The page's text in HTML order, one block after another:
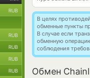
В целях
обменные пункты
В случае если
обменную
соблюдения
Обмен
RUB
RUB
RUB
RUB
RUB